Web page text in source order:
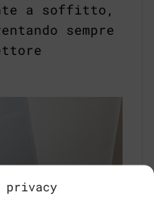
a soffitto,
sempre